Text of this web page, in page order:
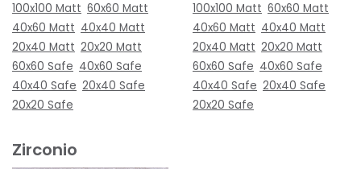
100x100 Matt 60x60 Matt
40x60 Matt 40x40 Matt
20x40 Matt 20x20 Matt
60x60 Safe 40x60 Safe
40x40 Safe 20x40 Safe
20x20 Safe
100x100 Matt 60x60 Matt
40x60 Matt 40x40 Matt
20x40 Matt 20x20 Matt
60x60 Safe 40x60 Safe
40x40 Safe 20x40 Safe
20x20 Safe
Zirconio